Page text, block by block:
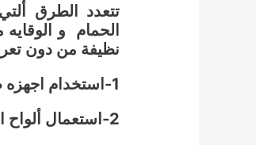
تتعدد الطرق
الحمام و
نظيفة من دون
1-استخدام اجهزه طرد الحمام .
2-استعمال ألواح المسامير الأستانلس .